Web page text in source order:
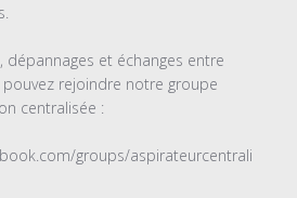
dépannages et échanges entre
rejoindre notre groupe
centralisée :
groups/aspirateurcentrali